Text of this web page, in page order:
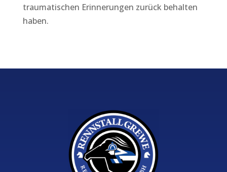
traumatischen Erinnerungen zurück behalten
haben.